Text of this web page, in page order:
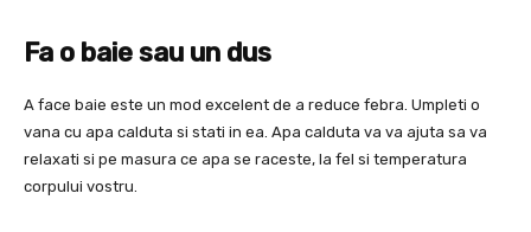
Fa o baie sau un dus
A face baie este un mod excelent de a reduce febra. Umpleti o
vana cu apa calduta si stati in ea. Apa calduta va va ajuta sa va
relaxati si pe masura ce apa se raceste, la fel si temperatura
corpului vostru.